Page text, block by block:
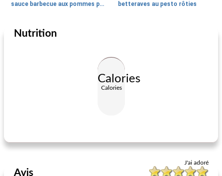
sauce barbecue aux pommes pour la mise en conserve betteraves au pesto rôties
Plat d'accompagnement
Nutrition
Calories
Calories
J'ai adoré
Avis